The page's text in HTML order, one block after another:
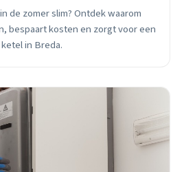
de zomer slim? Ontdek waarom
bespaart kosten en zorgt voor een
in Breda.